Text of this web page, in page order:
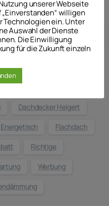
Dachdecker Heigert
Energetisch Flachdach
Richtige
Werbung
unserer Webseite
willigen
Technologien ein. Unter
Auswahl der Dienste
Die Einwilligung
für die Zukunft einzeln